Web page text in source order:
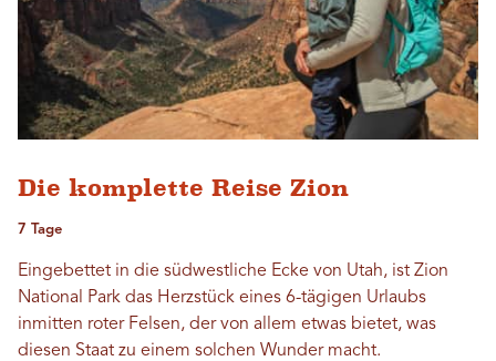
Die komplette Reise Zion
7 Tage
Eingebettet in die südwestliche Ecke von Utah, ist Zion
National Park das Herzstück eines 6-tägigen Urlaubs
inmitten roter Felsen, der von allem etwas bietet, was
diesen Staat zu einem solchen Wunder macht.